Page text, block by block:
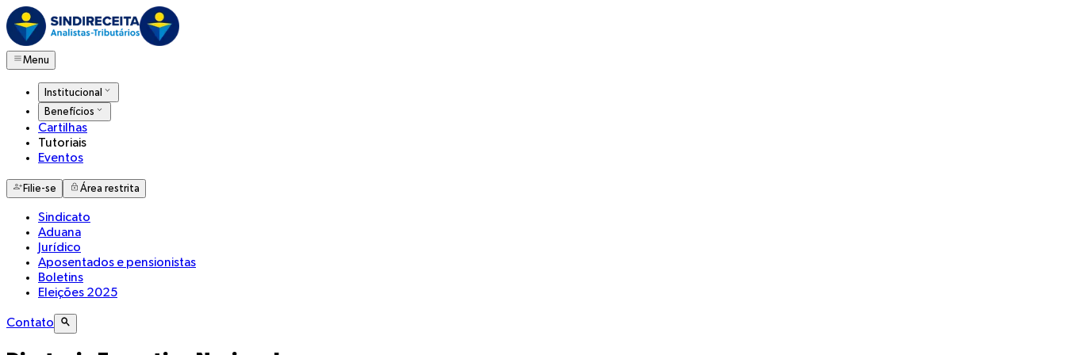
Menu
Institucional
Benefícios
Cartilhas
Tutoriais
Eventos
Filie-se Área restrita
Sindicato
Aduana
Jurídico
Aposentados e pensionistas
Boletins
Eleições 2025
Contato